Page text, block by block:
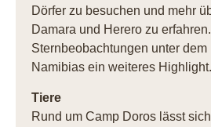
Dörfer zu besuchen und mehr
Damara und Herero zu
Sternbeobachtungen unter dem
Namibias ein weiteres Highlight.
Tiere
Rund um Camp Doros lässt